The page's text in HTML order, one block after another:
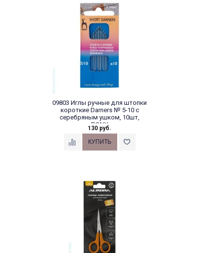
09803 Иглы ручные для штопки
короткие Darners № 5-10 с
серебряным ушком, 10шт,
PONY
130 руб.